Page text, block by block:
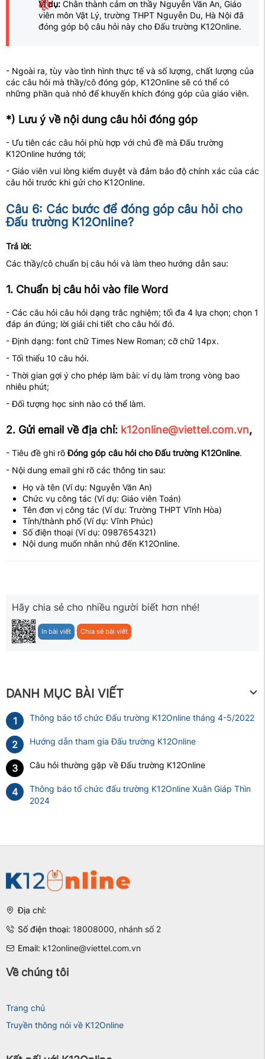
Ví dụ: Chân thành cảm ơn thầy Nguyễn Văn An, Giáo
viên môn Vật Lý, trường THPT Nguyễn Du, Hà Nội đã
đóng góp bộ câu hỏi này cho Đấu trường K12Online.
- Ngoài ra, tùy vào tình hình thực tế và số lượng, chất lượng của
các câu hỏi mà thầy/cô đóng góp, K12Online sẽ có thể có
những phần quà nhỏ để khuyến khích đóng góp của giáo viên.
*) Lưu ý về nội dung câu hỏi đóng góp
- Ưu tiên các câu hỏi phù hợp với chủ đề mà Đấu trường
K12Online hướng tới;
- Giáo viên vui lòng kiểm duyệt và đảm bảo độ chính xác của các
câu hỏi trước khi gửi cho K12Online.
Câu 6: Các bước để đóng góp câu hỏi cho
Đấu trường K12Online?
Trả lời:
Các thầy/cô chuẩn bị câu hỏi và làm theo hướng dẫn sau:
1. Chuẩn bị câu hỏi vào file Word
- Các câu hỏi câu hỏi dạng trắc nghiệm; tối đa 4 lựa chọn; chọn 1
đáp án đúng; lời giải chi tiết cho câu hỏi đó.
- Định dạng: font chữ Times New Roman; cỡ chữ 14px.
- Tối thiểu 10 câu hỏi.
- Thời gian gợi ý cho phép làm bài: ví dụ làm trong vòng bao
nhiêu phút;
- Đối tượng học sinh nào có thể làm.
2. Gửi email về địa chỉ: k12online@viettel.com.vn,
- Tiêu đề ghi rõĐóng góp câu hỏi cho Đấu trường K12Online.
- Nội dung email ghi rõ các thông tin sau:
Họ và tên (Ví dụ: Nguyễn Văn An)
Chức vụ công tác (Ví dụ: Giáo viên Toán)
Tên đơn vị công tác (Ví dụ: Trường THPT Vĩnh Hòa)
Tỉnh/thành phố (Ví dụ: Vĩnh Phúc)
Số điện thoại (Ví dụ: 0987654321)
Nội dung muốn nhắn nhủ đến K12Online.
Hãy chia sẻ cho nhiều người biết hơn nhé!
In bài viết Chia sẻ bài viết
DANH MỤC BÀI VIẾT
1 Thông báo tổ chức Đấu trường K12Online tháng 4-5/2022
2 Hướng dẫn tham gia Đấu trường K12Online
3 Câu hỏi thường gặp về Đấu trường K12Online
4
Thông báo tổ chức đấu trường K12Online Xuân Giáp Thìn
2024
Địa chỉ:
Số điện thoại: 18008000, nhánh số 2
Email: k12online@viettel.com.vn
Về chúng tôi
Trang chủ
Truyền thông nói về K12Online